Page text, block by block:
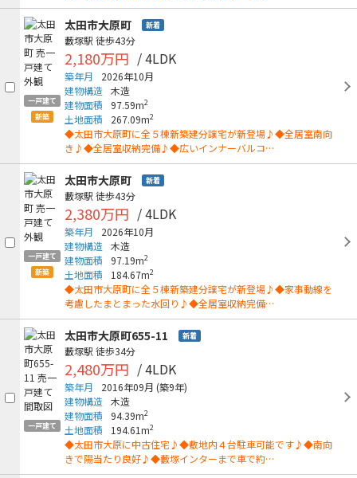
一戸建て
新築
太田市大原町 新着
藪塚駅 徒歩43分
2,180万円 / 4LDK
築年月
2026年10月
建物構造 木造
建物面積
97.59m2
土地面積 267.09m2
◆太田市大原町に全５棟新築建分譲宅が新登場♪◆全居室南向
き♪◆全居室収納完備♪◆広いインナーバルコ…
一戸建て
新築
太田市大原町 新着
藪塚駅 徒歩43分
2,380万円 / 4LDK
築年月
2026年10月
建物構造 木造
建物面積
97.19m2
土地面積 184.67m2
◆太田市大原町に全５棟新築建分譲宅が新登場♪◆家事動線を
考慮したまとまった水回り♪◆全居室収納完備…
一戸建て
太田市大原町655-11 新着
藪塚駅 徒歩34分
2,480万円 / 4LDK
築年月 2016年09月 (築9年)
建物構造 木造
建物面積
94.39m2
土地面積 194.61m2
◆太田市大原に中古住宅♪◆敷地内４台駐車可能です♪◆南向
きで陽当たり良好♪◆藪塚インターまで車で約…